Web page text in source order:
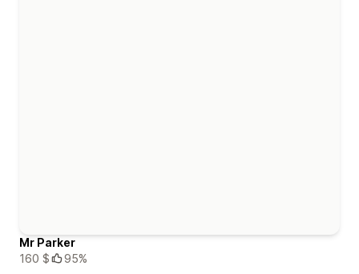
Mr Parker
160 $
95%